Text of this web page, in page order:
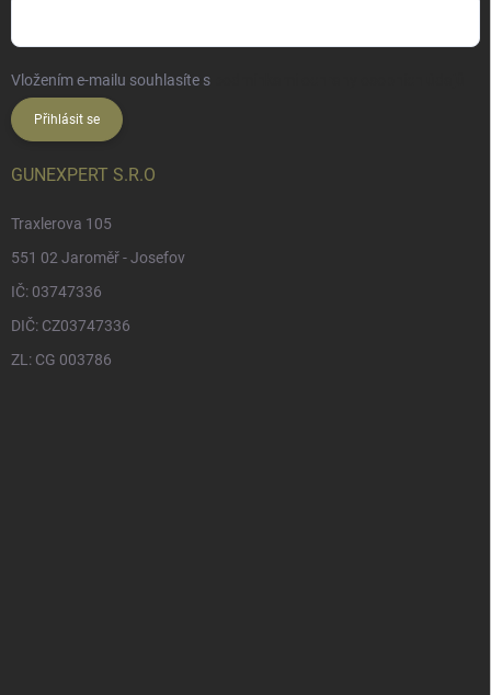
Vložením e-mailu souhlasíte s
Přihlásit se
GUNEXPERT S.R.O
Traxlerova 105
551 02 Jaroměř - Josefov
IČ: 03747336
DIČ: CZ03747336
ZL: CG 003786